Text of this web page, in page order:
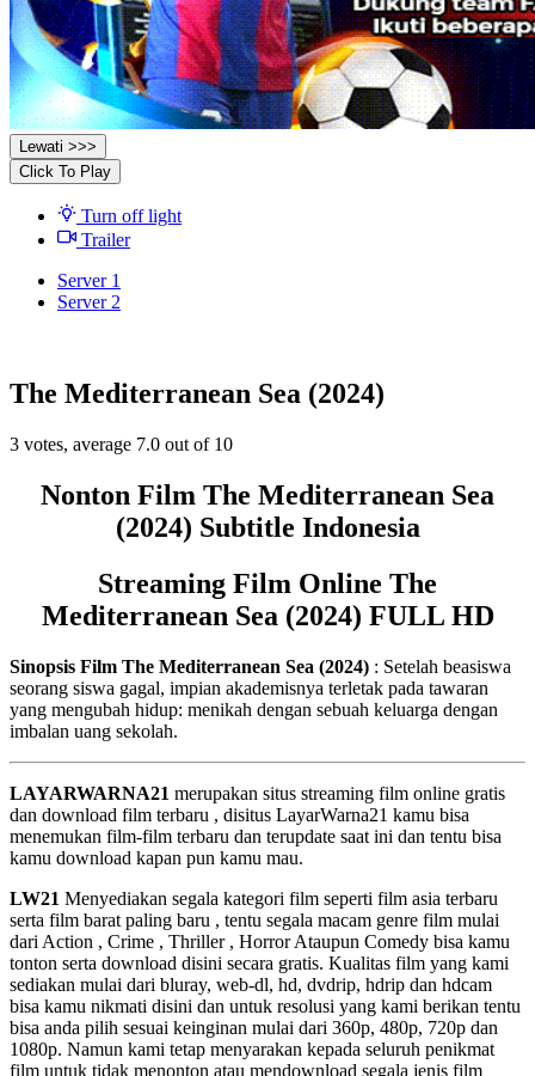
Lewati >>>
Click To Play
Turn off light
Trailer
Server 1
Server 2
The Mediterranean Sea (2024)
3 votes, average 7.0 out of 10
Nonton Film The Mediterranean Sea
(2024) Subtitle Indonesia
Streaming Film Online The
Mediterranean Sea (2024) FULL HD
Sinopsis Film The Mediterranean Sea (2024) : Setelah beasiswa
seorang siswa gagal, impian akademisnya terletak pada tawaran
yang mengubah hidup: menikah dengan sebuah keluarga dengan
imbalan uang sekolah.
LAYARWARNA21 merupakan situs streaming film online gratis
dan download film terbaru , disitus LayarWarna21 kamu bisa
menemukan film-film terbaru dan terupdate saat ini dan tentu bisa
kamu download kapan pun kamu mau.
LW21 Menyediakan segala kategori film seperti film asia terbaru
serta film barat paling baru , tentu segala macam genre film mulai
dari Action , Crime , Thriller , Horror Ataupun Comedy bisa kamu
tonton serta download disini secara gratis. Kualitas film yang kami
sediakan mulai dari bluray, web-dl, hd, dvdrip, hdrip dan hdcam
bisa kamu nikmati disini dan untuk resolusi yang kami berikan tentu
bisa anda pilih sesuai keinginan mulai dari 360p, 480p, 720p dan
1080p. Namun kami tetap menyarakan kepada seluruh penikmat
film untuk tidak menonton atau mendownload segala jenis film